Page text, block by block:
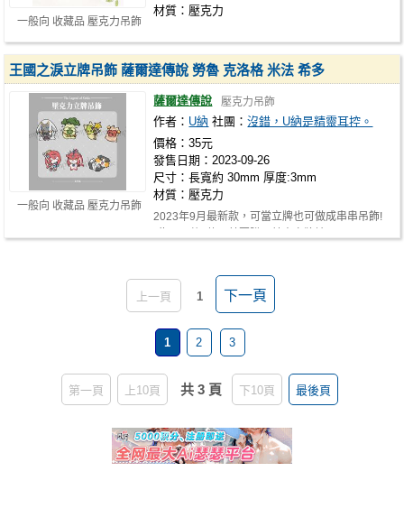
一般向 收藏品 壓克力吊飾
材質：壓克力
一般向 收藏品 壓克力吊飾
王國之淚立牌吊飾 薩爾達傳說 勞魯 克洛格 米法 希多
薩爾達傳說 壓克力吊飾
作者： U納 社團：沒錯，U納是精靈耳控。
價格：35元
發售日期：2023-09-26
尺寸：長寬約 30mm 厚度:3mm
材質：壓克力
2023年9月最新款，可當立牌也可做成串串吊飾!
上一頁 1 下一頁
1 2 3
第一頁 上10頁 共 3 頁 下10頁 最後頁